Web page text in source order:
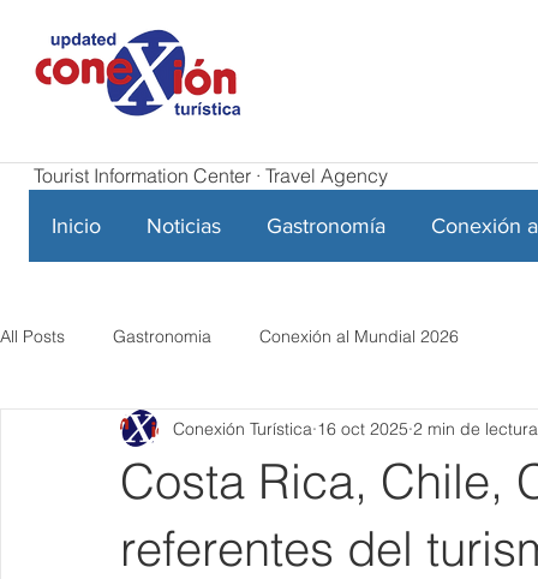
Tourist Information Center · Travel Agency
Inicio Noticias Gastronomía Conexión
All Posts Gastronomia Conexión al Mundial 2026
Costa Rica, Chile,
referentes del
Conexión Turística 16 oct 2025 2 min de lectura